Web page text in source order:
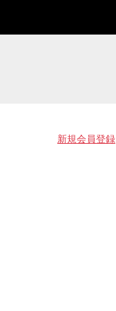
新規会員登録